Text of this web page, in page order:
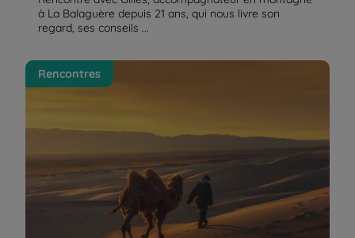
à La Balaguère depuis 21 ans, qui nous livre son
regard, ses conseils ...
Les peuples nomades | La Balaguère
Rencontres